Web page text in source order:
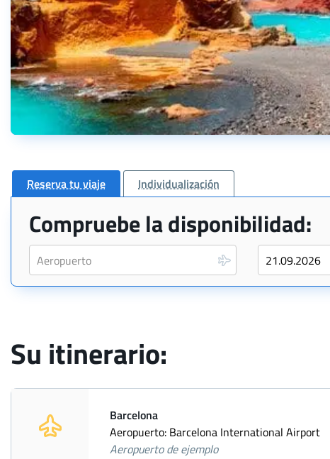
Reserva tu viaje Individualización
Compruebe la disponibilidad:
Su itinerario:
Barcelona
Aeropuerto: Barcelona International Airport
Aeropuerto de ejemplo